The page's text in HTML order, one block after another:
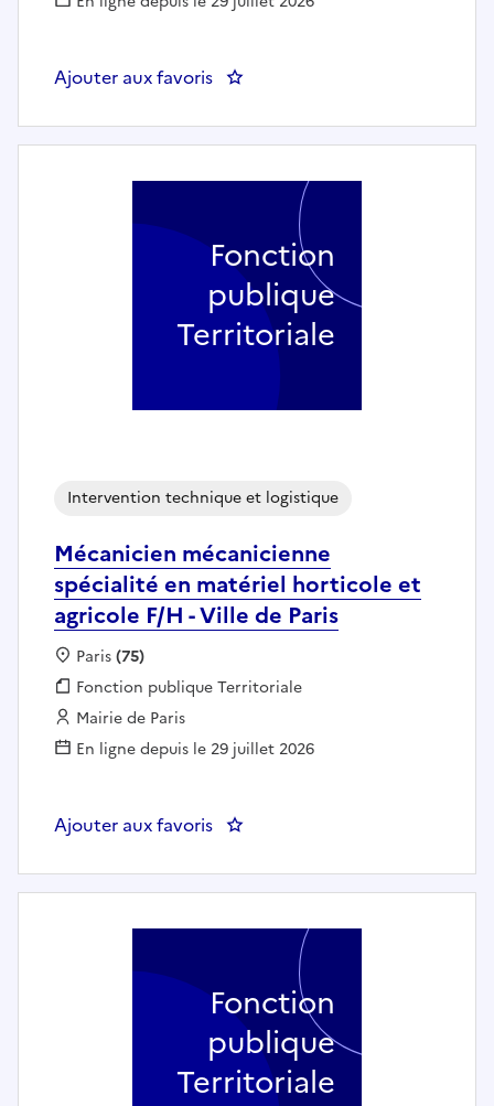
Ajouter aux favoris : Ripeur - Perpignan
Mécanicien mécanicienne
spécialité en matériel horticole et
agricole F/H - Ville de Paris
Intervention technique et logistique
Localisation :
Paris(75)
Fonction publique :
Fonction publique Territoriale
Employeur :
Mairie de Paris
En ligne depuis le 29 juillet 2026
Ajouter aux favoris
Fonction
publique
Territoriale
Fonction
publique
Territoriale